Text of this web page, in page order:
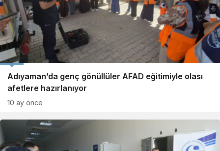
Adıyaman’da genç gönüllüler AFAD eğitimiyle olası
afetlere hazırlanıyor
Eğitim
10 ay önce